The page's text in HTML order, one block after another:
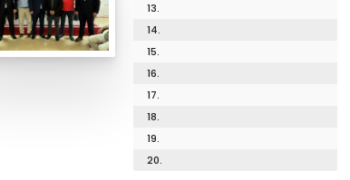
13.
14.
15.
16.
17.
18.
19.
20.